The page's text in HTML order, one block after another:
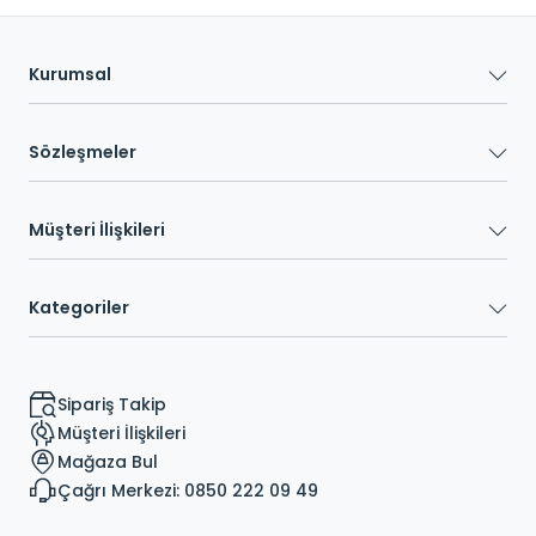
Kurumsal
Sözleşmeler
Müşteri İlişkileri
Kategoriler
Sipariş Takip
Müşteri İlişkileri
Mağaza Bul
Çağrı Merkezi: 0850 222 09 49